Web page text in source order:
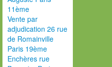
11ème
Vente par
adjudication 26 rue
de Romainville
Paris 19ème
Enchères rue